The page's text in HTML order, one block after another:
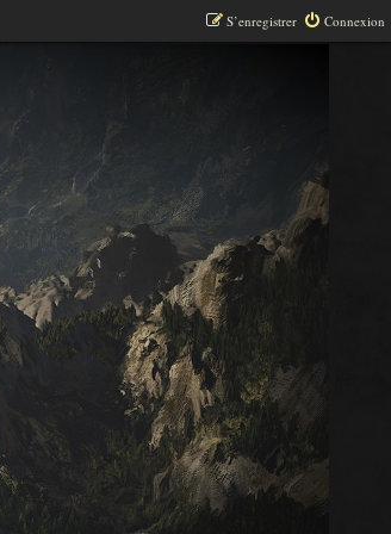
Connexion
S’enregistrer